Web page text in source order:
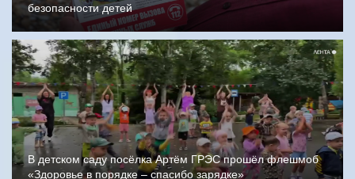
безопасности детей
В детском саду посёлка Артём ГРЭС прошёл флешмоб
«Здоровье в порядке – спасибо зарядке»